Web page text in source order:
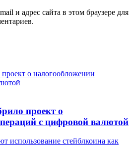
и адрес сайта в этом браузере для
о налогообложении
проект о
с цифровой валютой
использование стейблкоина как